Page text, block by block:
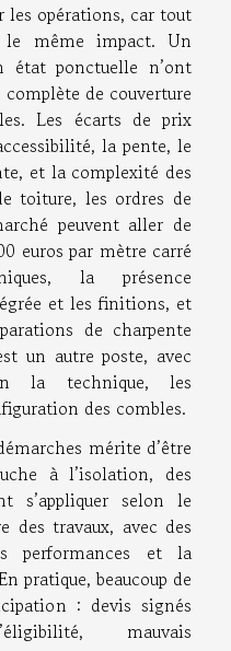
opérations, car tout
même impact. Un
état ponctuelle n’ont
de couverture
Les écarts de prix
la pente, le
et la complexité des
toiture, les ordres de
peuvent aller de
euros par mètre carré
la présence
et les finitions, et
de charpente
un autre poste, avec
la technique, les
des combles.
mérite d’être
à l’isolation, des
s’appliquer selon le
des travaux, avec des
performances et la
pratique, beaucoup de
: devis signés
mauvais